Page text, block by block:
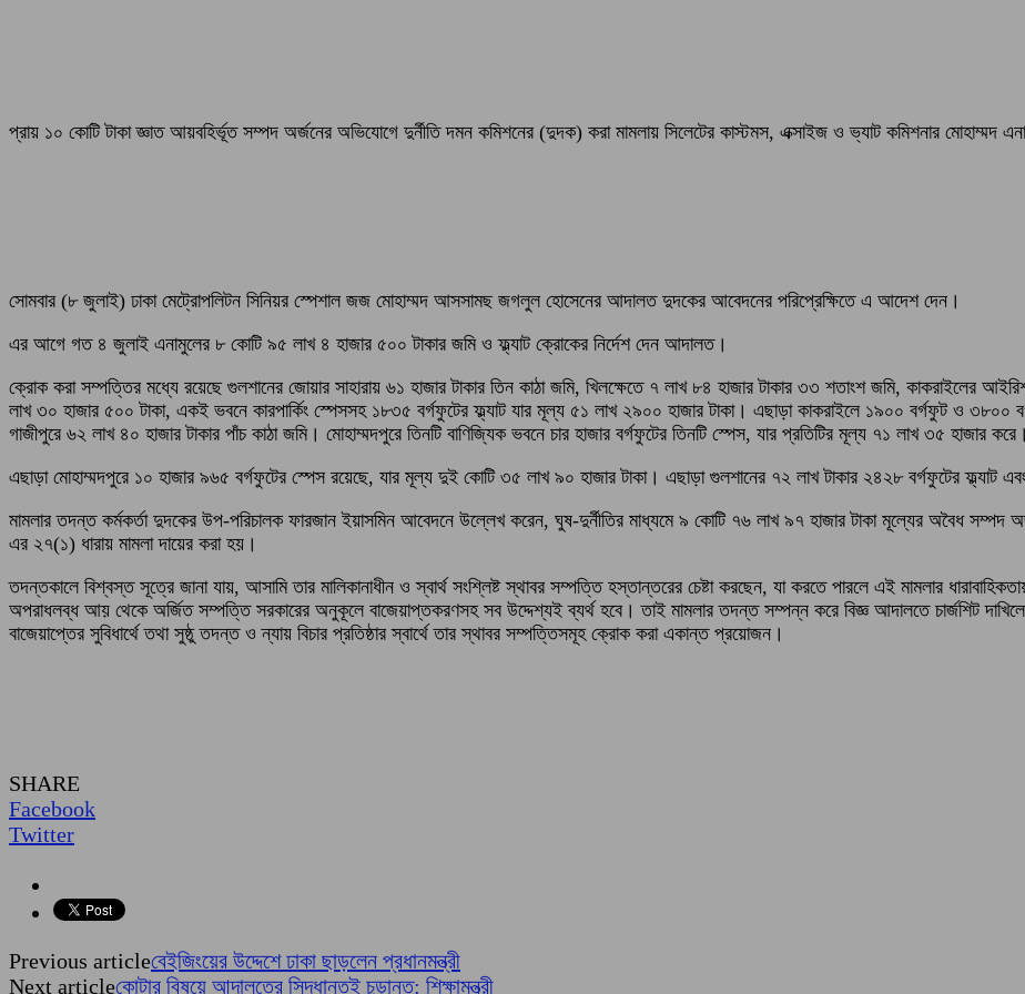
প্রায় ১০ কোটি টাকা জ্ঞাত আয়বহির্ভূত সম্পদ অর্জনের অভিযোগে দুর্নীতি দমন কমিশনের (দুদক) করা মামলায় সিলেটের কাস্টমস, এক্সাইজ ও ভ্যাট কমিশনার মোহাম্মদ
সোমবার (৮ জুলাই) ঢাকা মেট্রোপলিটন সিনিয়র স্পেশাল জজ মোহাম্মদ আসসামছ জগলুল হোসেনের আদালত দুদকের আবেদনের পরিপ্রেক্ষিতে এ আদেশ দেন।
এর আগে গত ৪ জুলাই এনামুলের ৮ কোটি ৯৫ লাখ ৪ হাজার ৫০০ টাকার জমি ও ফ্ল্যাট ক্রোকের নির্দেশ দেন আদালত।
ক্রোক করা সম্পত্তির মধ্যে রয়েছে গুলশানের জোয়ার সাহারায় ৬১ হাজার টাকার তিন কাঠা জমি, খিলক্ষেতে ৭ লাখ ৮৪ হাজার টাকার ৩৩ শতাংশ জমি, কাকরাইলের
লাখ ৩০ হাজার ৫০০ টাকা, একই ভবনে কারপার্কিং স্পেসসহ ১৮৩৫ বর্গফুটের ফ্ল্যাট যার মূল্য ৫১ লাখ ২৯০০ হাজার টাকা। এছাড়া কাকরাইলে ১৯০০ বর্গফুট ও ৩৮০০
গাজীপুরে ৬২ লাখ ৪০ হাজার টাকার পাঁচ কাঠা জমি। মোহাম্মদপুরে তিনটি বাণিজ্যিক ভবনে চার হাজার বর্গফুটের তিনটি স্পেস, যার প্রতিটির মূল্য ৭১ লাখ ৩৫ হাজার করে।
এছাড়া মোহাম্মদপুরে ১০ হাজার ৯৬৫ বর্গফুটের স্পেস রয়েছে, যার মূল্য দুই কোটি ৩৫ লাখ ৯০ হাজার টাকা। এছাড়া গুলশানের ৭২ লাখ টাকার ২৪২৮ বর্গফুটের ফ্ল্যাট
মামলার তদন্ত কর্মকর্তা দুদকের উপ-পরিচালক ফারজান ইয়াসমিন আবেদনে উল্লেখ করেন, ঘুষ-দুর্নীতির মাধ্যমে ৯ কোটি ৭৬ লাখ ৯৭ হাজার টাকা মূল্যের অবৈধ
এর ২৭(১) ধারায় মামলা দায়ের করা হয়।
তদন্তকালে বিশ্বস্ত সূত্রে জানা যায়, আসামি তার মালিকানাধীন ও স্বার্থ সংশ্লিষ্ট স্থাবর সম্পত্তি হস্তান্তরের চেষ্টা করছেন, যা করতে পারলে এই মামলার
অপরাধলব্ধ আয় থেকে অর্জিত সম্পত্তি সরকারের অনুকূলে বাজেয়াপ্তকরণসহ সব উদ্দেশ্যই ব্যর্থ হবে। তাই মামলার তদন্ত সম্পন্ন করে বিজ্ঞ আদালতে চার্জশিট
বাজেয়াপ্তের সুবিধার্থে তথা সুষ্ঠু তদন্ত ও ন্যায় বিচার প্রতিষ্ঠার স্বার্থে তার স্থাবর সম্পত্তিসমূহ ক্রোক করা একান্ত প্রয়োজন।
SHARE
Facebook
Twitter
Previous articleবেইজিংয়ের উদ্দেশে ঢাকা ছাড়লেন প্রধানমন্ত্রী
Next articleকোটার বিষয়ে আদালতের সিদ্ধান্তই চূড়ান্ত: শিক্ষামন্ত্রী